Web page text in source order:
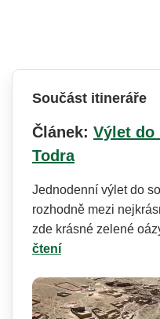
Součást itineráře
Článek: Výlet do
Todra
Jednodenní výlet do
rozhodně mezi
zde krásné zelené
čtení